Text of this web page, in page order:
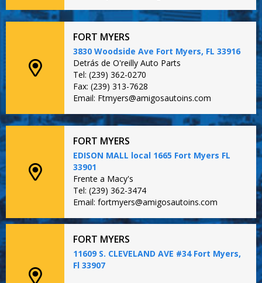
FORT MYERS
3830 Woodside Ave Fort Myers, FL 33916
Detrás de O'reilly Auto Parts
Tel: (239) 362-0270
Fax: (239) 313-7628
Email: Ftmyers@amigosautoins.com
FORT MYERS
EDISON MALL local 1665 Fort Myers FL
33901
Frente a Macy's
Tel: (239) 362-3474
Email: fortmyers@amigosautoins.com
FORT MYERS
11609 S. CLEVELAND AVE #34 Fort Myers,
Fl 33907